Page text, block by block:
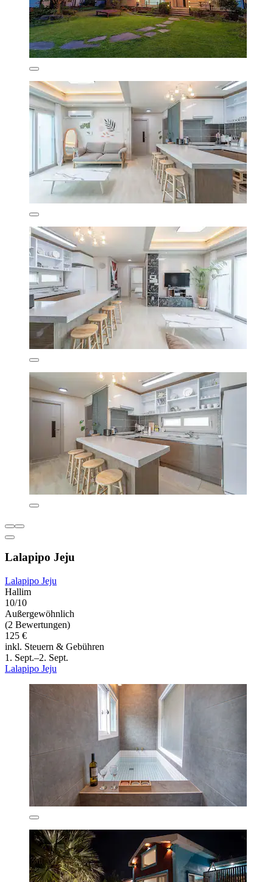
Lalapipo Jeju
Lalapipo Jeju
Hallim
10/10
Außergewöhnlich
(2 Bewertungen)
125 €
inkl. Steuern & Gebühren
1. Sept.–2. Sept.
Lalapipo Jeju